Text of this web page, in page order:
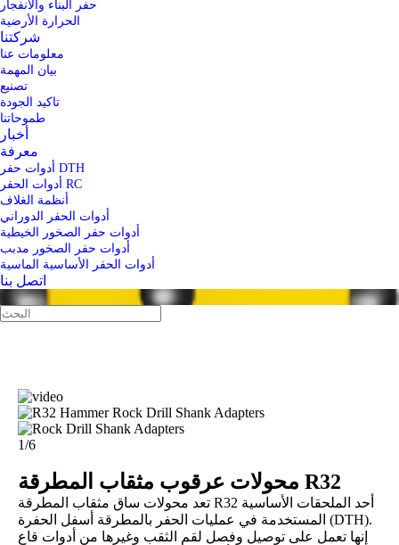
حفر البناء والانفجار
الحرارة الأرضية
شركتنا
معلومات عنا
بيان المهمة
تصنيع
تاكيد الجودة
طموحاتنا
أخبار
معرفة
أدوات حفر DTH
أدوات الحفر RC
أنظمة الغلاف
أدوات الحفر الدوراني
أدوات حفر الصخور الخيطية
أدوات حفر الصخور مدبب
أدوات الحفر الأساسية الماسية
اتصل بنا
1/6
محولات عرقوب مثقاب المطرقة R32
تعد محولات ساق مثقاب المطرقة R32 أحد الملحقات الأساسية
المستخدمة في عمليات الحفر بالمطرقة أسفل الحفرة (DTH).
إنها تعمل على توصيل وفصل لقم الثقب وغيرها من أدوات قاع